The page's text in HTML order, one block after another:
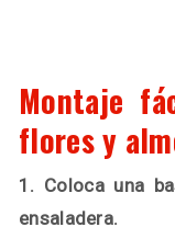
Montaje
flores y
1. Coloca una
ensaladera.